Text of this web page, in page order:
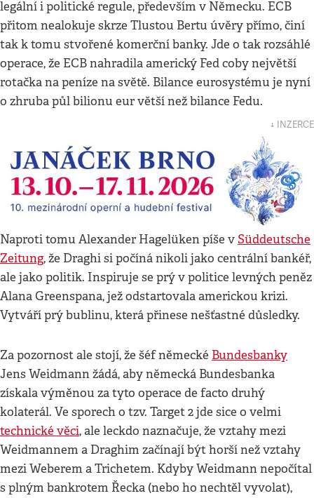
legální i politické regule, především v Německu. ECB
přitom nealokuje skrze Tlustou Bertu úvěry přímo, činí
tak k tomu stvořené komerční banky. Jde o tak rozsáhlé
operace, že ECB nahradila americký Fed coby největší
rotačka na peníze na světě. Bilance eurosystému je nyní
o zhruba půl bilionu eur větší než bilance Fedu.
↓ INZERCE
Naproti tomu Alexander Hagelüken píše v Süddeutsche
Zeitung, že Draghi si počíná nikoli jako centrální bankéř,
ale jako politik. Inspiruje se prý v politice levných peněz
Alana Greenspana, jež odstartovala americkou krizi.
Vytváří prý bublinu, která přinese nešťastné důsledky.
Za pozornost ale stojí, že šéf německé Bundesbanky
Jens Weidmann žádá, aby německá Bundesbanka
získala výměnou za tyto operace de facto druhý
kolaterál. Ve sporech o tzv. Target 2 jde sice o velmi
technické věci, ale leckdo naznačuje, že vztahy mezi
Weidmannem a Draghim začínají být horší než vztahy
mezi Weberem a Trichetem. Kdyby Weidmann nepočítal
s plným bankrotem Řecka (nebo ho nechtěl vyvolat),